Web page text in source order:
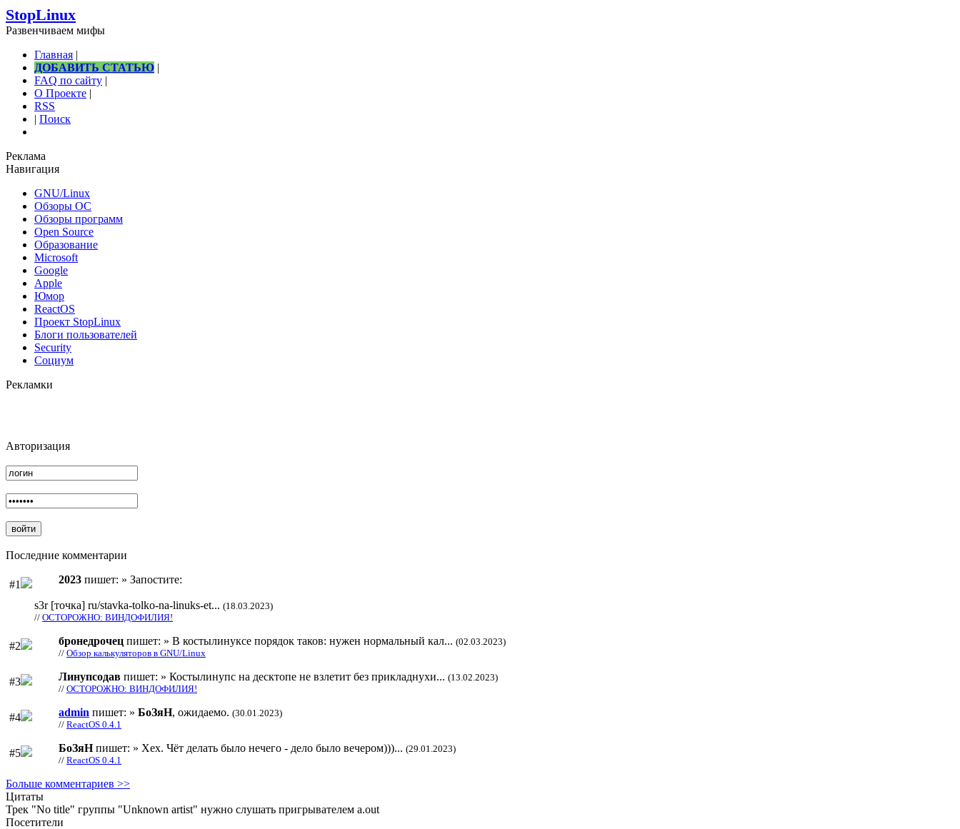
StopLinux
Развенчиваем мифы
Главная |
ДОБАВИТЬ СТАТЬЮ |
FAQ по сайту |
О Проекте |
RSS
| Поиск
Реклама
Навигация
GNU/Linux
Обзоры ОС
Обзоры программ
Open Source
Образование
Microsoft
Google
Apple
Юмор
ReactOS
Проект StopLinux
Блоги пользователей
Security
Социум
Рекламки
Авторизация
Последние комментарии
#1 2023 пишет: » Запостите:
s3r [точка] ru/stavka-tolko-na-linuks-et... (18.03.2023)
// ОСТОРОЖНО: ВИНДОФИЛИЯ!
#2 бронедрочец пишет: » В костылинуксе порядок таков: нужен нормальный кал... (02.03.2023)
// Обзор калькуляторов в GNU/Linux
#3 Линупсодав пишет: » Костылинупс на десктопе не взлетит без прикладнухи... (13.02.2023)
// ОСТОРОЖНО: ВИНДОФИЛИЯ!
#4 admin пишет: » БоЗяН, ожидаемо. (30.01.2023)
// ReactOS 0.4.1
#5 БоЗяНпишет: » Хех. Чёт делать было нечего - дело было вечером)))... (29.01.2023)
// ReactOS 0.4.1
Больше комментариев >>
Цитаты
Трек "No title" группы "Unknown artist" нужно слушать пригрывателем a.out
Посетители